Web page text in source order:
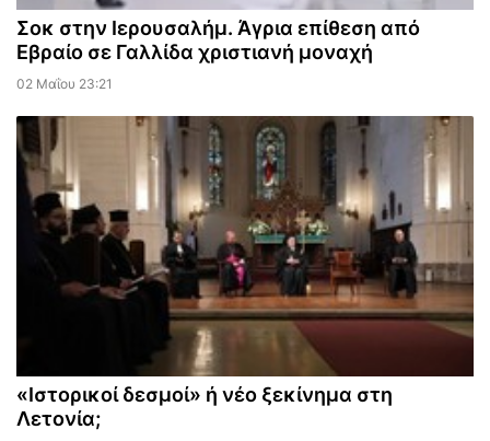
Σοκ στην Ιερουσαλήμ. Άγρια επίθεση από
Εβραίο σε Γαλλίδα χριστιανή μοναχή
02 Μαΐου 23:21
«Ιστορικοί δεσμοί» ή νέο ξεκίνημα στη
Λετονία;